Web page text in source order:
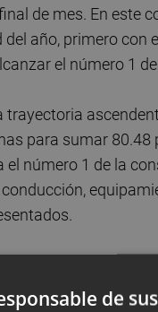
de mes. En este
año, primero con
el número 1
para sumar 80.48
número 1 de la
de